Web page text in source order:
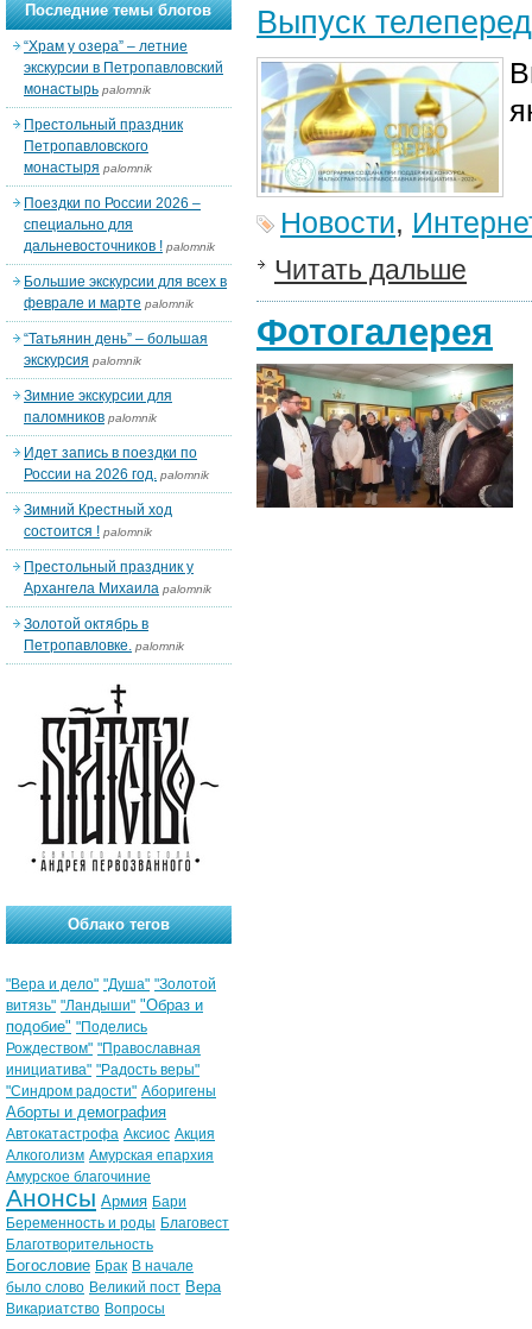
Выпуск
Новости,
Читать дальше
Фотогалерея
Последние темы блогов
“Храм у озера” – летние
экскурсии в Петропавловский
монастырь palomnik
Престольный праздник
Петропавловского
монастыря palomnik
Поездки по России 2026 –
специально для
дальневосточников ! palomnik
Большие экскурсии для всех в
феврале и марте palomnik
“Татьянин день” – большая
экскурсия palomnik
Зимние экскурсии для
паломников palomnik
Идет запись в поездки по
России на 2026 год. palomnik
Зимний Крестный ход
состоится ! palomnik
Престольный праздник у
Архангела Михаила palomnik
Золотой октябрь в
Петропавловке. palomnik
Облако тегов
"Вера и дело" "Душа" "Золотой
витязь" "Ландыши" "Образ и
подобие" "Поделись
Рождеством" "Православная
инициатива" "Радость веры"
"Синдром радости" Аборигены
Аборты и демография
Автокатастрофа Аксиос Акция
Алкоголизм Амурская епархия
Амурское благочиние
Анонсы Армия Бари
Беременность и роды Благовест
Благотворительность
Богословие Брак В начале
было слово Великий пост Вера
Викариатство Вопросы